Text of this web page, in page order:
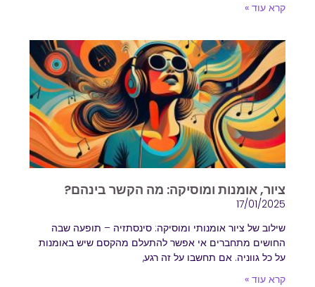
קרא עוד »
ציור, אומנות ומוסיקה: מה הקשר בינהם?
17/01/2025
שילוב של ציור אומנותי ומוסיקה: סינסתזיה – תופעה שבה
החושים מתחברים אי אפשר להתעלם מהקסם שיש באומנות
על כל גווניה. אם תחשבו על זה רגע,
קרא עוד »